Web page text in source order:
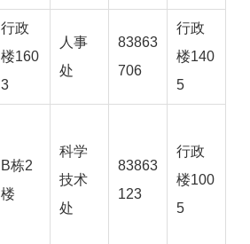
行政
楼160
3
人事
处
83863
706
行政
楼140
5
B栋2
楼
科学
技术
处
83863
123
行政
楼100
5